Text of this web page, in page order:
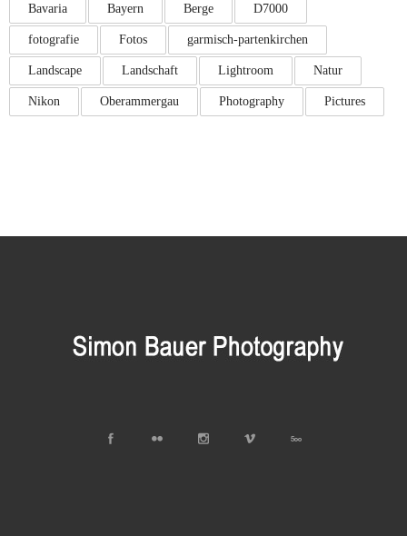
Bavaria Bayern Berge D7000
fotografie Fotos garmisch-partenkirchen
Landscape Landschaft Lightroom Natur
Nikon Oberammergau Photography Pictures